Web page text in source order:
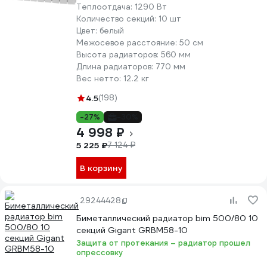
Теплоотдача: 1290 Вт
Количество секций: 10 шт
Цвет: белый
Межосевое расстояние: 50 см
Высота радиаторов: 560 мм
Длина радиаторов: 770 мм
Вес нетто: 12.2 кг
4.5(198)
-27%
4 998 ₽
5 225 ₽7 124 ₽
В корзину
29244428
Биметаллический радиатор bim 500/80 10
секций Gigant GRBM58-10
Защита от протекания – радиатор прошел
опрессовку